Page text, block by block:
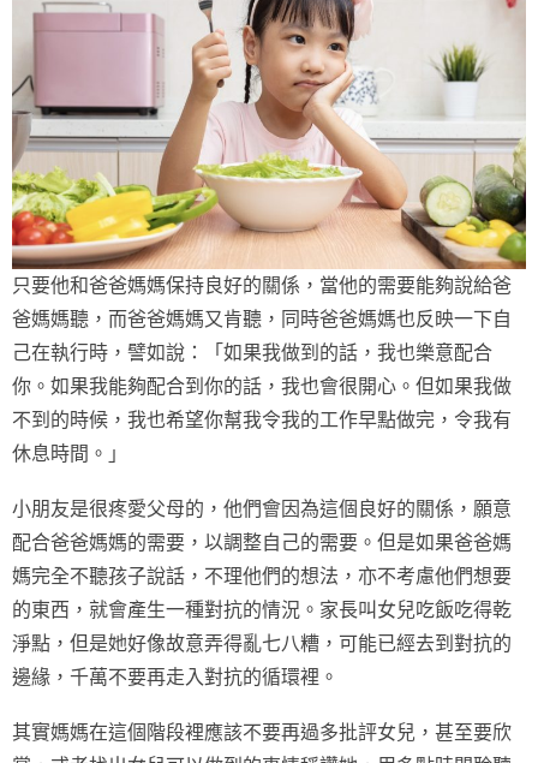
只要他和爸爸媽媽保持良好的關係，當他的需要能夠說給爸
爸媽媽聽，而爸爸媽媽又肯聽，同時爸爸媽媽也反映一下自
己在執行時，譬如說：「如果我做到的話，我也樂意配合
你。如果我能夠配合到你的話，我也會很開心。但如果我做
不到的時候，我也希望你幫我令我的工作早點做完，令我有
休息時間。」
小朋友是很疼愛父母的，他們會因為這個良好的關係，願意
配合爸爸媽媽的需要，以調整自己的需要。但是如果爸爸媽
媽完全不聽孩子說話，不理他們的想法，亦不考慮他們想要
的東西，就會產生一種對抗的情況。家長叫女兒吃飯吃得乾
淨點，但是她好像故意弄得亂七八糟，可能已經去到對抗的
邊緣，千萬不要再走入對抗的循環裡。
其實媽媽在這個階段裡應該不要再過多批評女兒，甚至要欣